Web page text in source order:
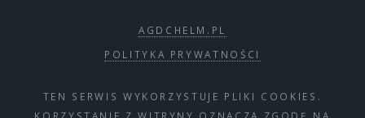
AGDCHELM.PL
POLITYKA PRYWATNOŚCI
TEN SERWIS WYKORZYSTUJE PLIKI COOKIES.